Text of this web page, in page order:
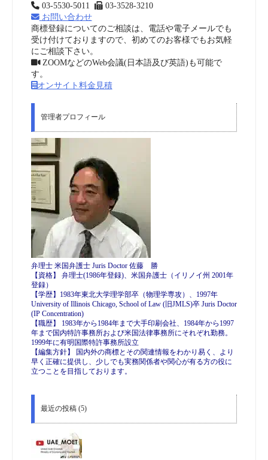
03-5530-5011
03-3528-3210
お問い合わせ
商標登録についてのご相談は、電話や電子メールでも
受け付けておりますので、初めてのお客様でもお気軽
にご相談下さい。
ZOOMなどのWeb会議(日本語及び英語)も可能で
す。
オンサイト料金見積
管理者プロフィール
弁理士 米国弁護士 Juris Doctor 佐藤 勝
【資格】 弁理士(1986年登録)、米国弁護士（イリノイ州 2001年
登録）
【学歴】1983年東北大学理学部卒（物理学専攻）、1997年
University of Illinois Chicago, School of Law (旧JMLS)卒 Juris Doctor
(IP Concentration)
【職歴】 1983年から1984年まで大手印刷会社、1984年から1997
年まで国内特許事務所および米国法律事務所にそれぞれ勤務。
1999年に有明国際特許事務所設立
【編集方針】 国内外の商標とその関連情報をわかり易く、より
早く正確に提供し、少しでも実務関係者や関心が有る方の役に
立つことを目指しております。
最近の投稿 (5)